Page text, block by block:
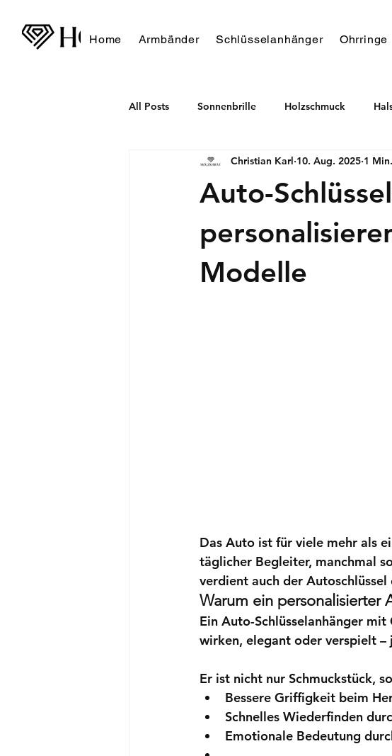
Home Armbänder Schlüsselanhänger Ohrringe
All Posts Sonnenbrille Holzschmuck
Auto-
Modelle
Christian Karl 10. Aug. 2025 1
Das Auto ist für viele mehr als
täglicher Begleiter, manchmal
verdient auch der Autoschlüssel
Warum ein personalisierter
Ein Auto-Schlüsselanhänger
wirken, elegant oder verspielt
Er ist nicht nur Schmuckstück,
Bessere Griffigkeit beim
Schnelles Wiederfinden
Emotionale Bedeutung